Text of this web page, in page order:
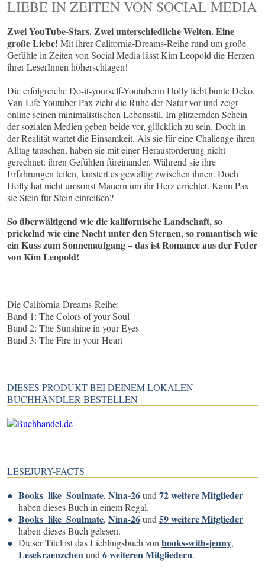
IEBE IN ZEITEN VON SOCIAL MEDIA
Zwei YouTube-Stars. Zwei unterschiedliche Welten. Eine
große Liebe! Mit ihrer California-Dreams-Reihe rund um große
Gefühle in Zeiten von Social Media lässt Kim Leopold die Herzen
ihrer LeserInnen höherschlagen!
Die erfolgreiche Do-it-yourself-Youtuberin Holly liebt bunte Deko.
Van-Life-Youtuber Pax zieht die Ruhe der Natur vor und zeigt
online seinen minimalistischen Lebensstil. Im glitzernden Schein
der sozialen Medien geben beide vor, glücklich zu sein. Doch in
der Realität wartet die Einsamkeit. Als sie für eine Challenge ihren
Alltag tauschen, haben sie mit einer Herausforderung nicht
gerechnet: ihren Gefühlen füreinander. Während sie ihre
Erfahrungen teilen, knistert es gewaltig zwischen ihnen. Doch
Holly hat nicht umsonst Mauern um ihr Herz errichtet. Kann Pax
sie Stein für Stein einreißen?
So überwältigend wie die kalifornische Landschaft, so
prickelnd wie eine Nacht unter den Sternen, so romantisch wie
ein Kuss zum Sonnenaufgang – das ist Romance aus der Feder
von Kim Leopold!
Die California-Dreams-Reihe:
Band 1: The Colors of your Soul
Band 2: The Sunshine in your Eyes
Band 3: The Fire in your Heart
DIESES PRODUKT BEI DEINEM LOKALEN
BUCHHÄNDLER BESTELLEN
LESEJURY-FACTS
Books_like_Soulmate,Nina-26und72 weitere Mitglieder
haben dieses Buch in einem Regal.
Books_like_Soulmate,Nina-26und59 weitere Mitglieder
haben dieses Buch gelesen.
Dieser Titel ist das Lieblingsbuch vonbooks-with-jenny,
Lesekraenzchenund6 weiteren Mitgliedern.